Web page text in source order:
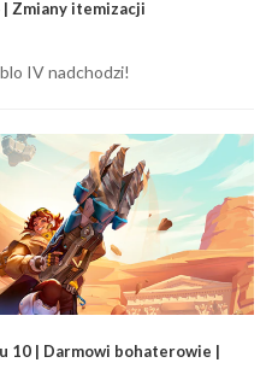
| Zmiany itemizacji
IV nadchodzi!
10 | Darmowi bohaterowie |